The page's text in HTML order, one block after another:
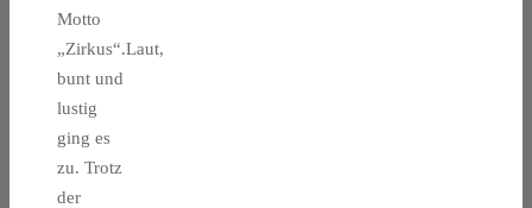
Motto
„Zirkus“.Laut,
bunt und
lustig
ging es
zu. Trotz
der